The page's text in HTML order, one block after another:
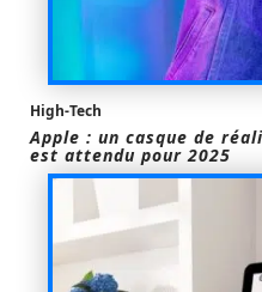
High-Tech
Apple : un casque de
est attendu pour 2025